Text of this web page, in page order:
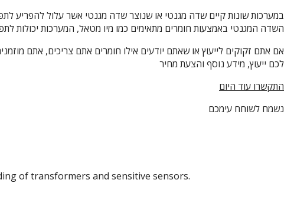
במערכות שונות קיים שדה מגנטי או שנוצר שדה מגנטי אשר עלול להפריע
השדה המגנטי באמצעות חומרים מתאימים כמו מיו מטאל, המערכות יכולות
אם אתם זקוקים לייעוץ או שאתם יודעים אילו חומרים אתם צריכים, אתם
לכם ייעוץ, מידע נוסף והצעת מחיר
התקשרו עוד היום
נשמח לשוחח עימכם
of transformers and sensitive sensors.